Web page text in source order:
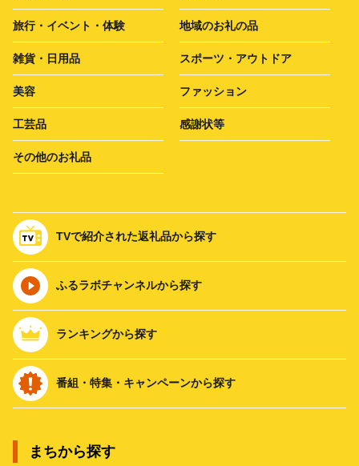
旅行・イベント・体験 地域のお礼の品
雑貨・日用品 スポーツ・アウトドア
美容 ファッション
工芸品 感謝状等
その他のお礼品
TVで紹介された返礼品から探す
ふるラボチャンネルから探す
ランキングから探す
番組・特集・キャンペーンから探す
まちから探す